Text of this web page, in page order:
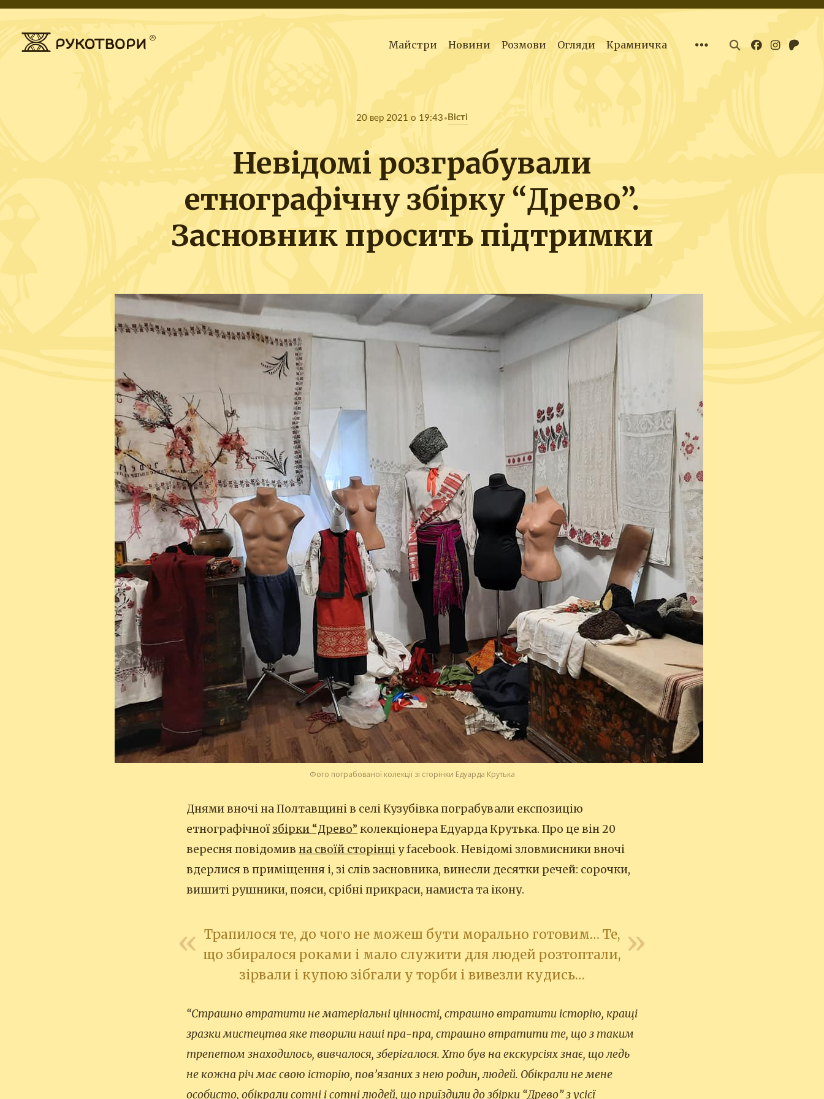
Майстри Новини Розмови Огляди Крамничка
20 вер 2021 о 19:43 Вісті
Невідомі розграбували
етнографічну збірку “Древо”.
Засновник просить підтримки
Фото пограбованої колекції зі сторінки Едуарда Крутька
Днями вночі на Полтавщині в селі Кузубівка пограбували експозицію
етнографічної збірки “Древо” колекціонера Едуарда Крутька. Про це він 20
вересня повідомив на своїй сторінціу facebook. Невідомі зловмисники вночі
вдерлися в приміщення і, зі слів засновника, винесли десятки речей: сорочки,
вишиті рушники, пояси, срібні прикраси, намиста та ікону.
Трапилося те, до чого не можеш бути морально готовим… Те,
що збиралося роками і мало служити для людей розтоптали,
зірвали і купою зібгали у торби і вивезли кудись…
“Страшно втратити не матеріальні цінності, страшно втратити історію, кращі
зразки мистецтва яке творили наші пра-пра, страшно втратити те, що з таким
трепетом знаходилось, вивчалося, зберігалося. Хто був на екскурсіях знає, що ледь
не кожна річ має свою історію, пов’язаних з нею родин, людей. Обікрали не мене
особисто, обікрали сотні і сотні людей, що приїздили до збірки “Древо” з усієї